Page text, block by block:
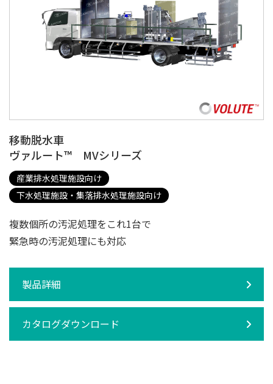
移動脱水車
ヴァルート™ MVシリーズ
産業排水処理施設向け
下水処理施設・集落排水処理施設向け
複数個所の汚泥処理をこれ1台で
緊急時の汚泥処理にも対応
製品詳細
カタログダウンロード